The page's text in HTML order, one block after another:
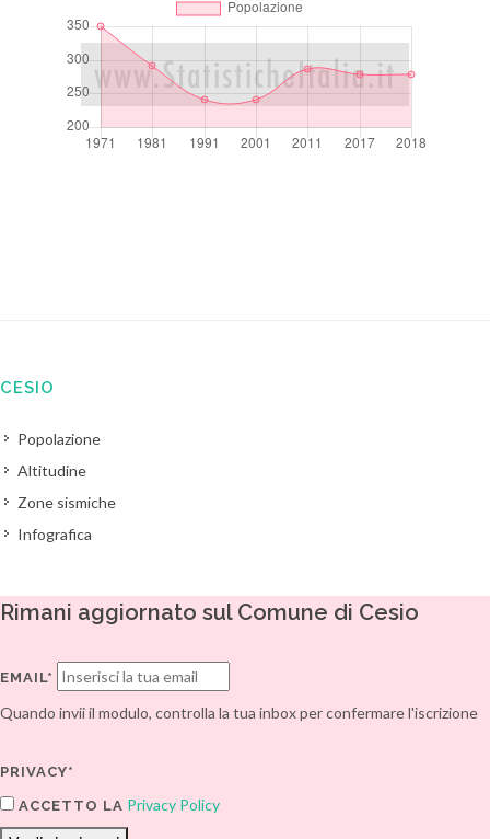
CESIO
Popolazione
Altitudine
Zone sismiche
Infografica
Rimani aggiornato sul Comune di Cesio
EMAIL*
Quando invii il modulo, controlla la tua inbox per confermare l'iscrizione
PRIVACY*
ACCETTO LA Privacy Policy